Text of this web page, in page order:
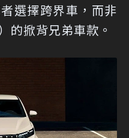
選擇跨界車，而非
的掀背兄弟車款。